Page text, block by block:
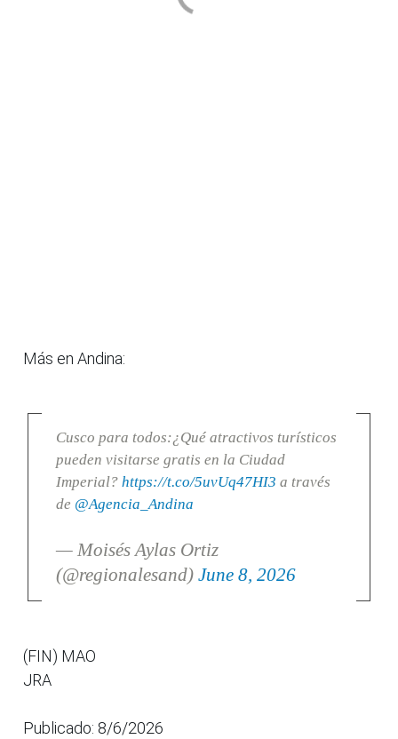
Más en Andina:
Cusco para todos:¿Qué atractivos turísticos
pueden visitarse gratis en la Ciudad
Imperial? https://t.co/5uvUq47HI3 a través
de @Agencia_Andina
— Moisés Aylas Ortiz
(@regionalesand) June 8, 2026
(FIN) MAO
JRA
Publicado: 8/6/2026